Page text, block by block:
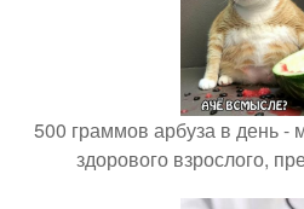
500 граммов арбуза в день -
здорового взрослого,